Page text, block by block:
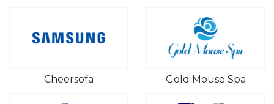
Cheersofa Gold Mouse Spa